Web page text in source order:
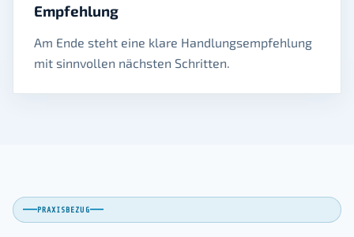
Empfehlung
Am Ende steht eine klare Handlungsempfehlung
mit sinnvollen nächsten Schritten.
PRAXISBEZUG